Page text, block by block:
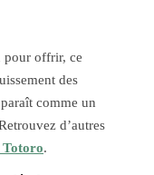
pour offrir, ce
des
comme un
d’autres
Totoro.